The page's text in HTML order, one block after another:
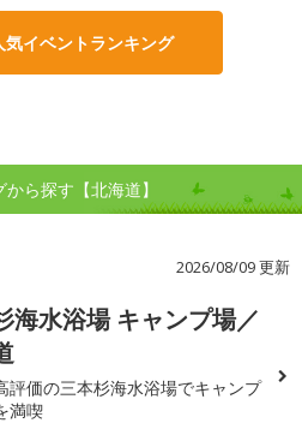
気イベントランキング
ら探す【北海道】
2026/08/09 更新
海水浴場 キャンプ場／
評価の三本杉海水浴場でキャンプ
満喫